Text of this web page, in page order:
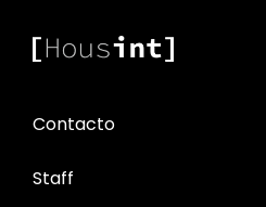
Contacto
Staff